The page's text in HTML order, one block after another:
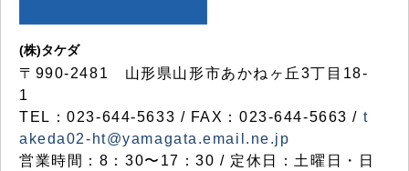
(株)タケダ
〒990-2481 山形県山形市あかねヶ丘3丁目18-
1
TEL：023-644-5633 / FAX：023-644-5663 / t
akeda02-ht@yamagata.email.ne.jp
営業時間：8：30〜17：30 / 定休日：土曜日・日